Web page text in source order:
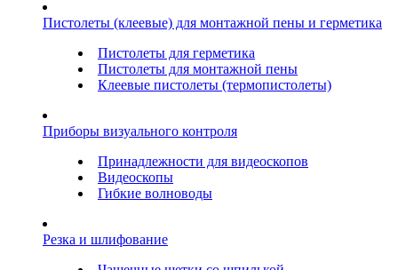
Пистолеты (клеевые) для монтажной пены и герметика
Пистолеты для герметика
Пистолеты для монтажной пены
Клеевые пистолеты (термопистолеты)
Приборы визуального контроля
Принадлежности для видеоскопов
Видеоскопы
Гибкие волноводы
Резка и шлифование